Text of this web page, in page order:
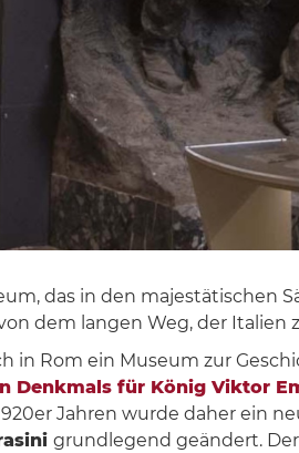
das in den majestätischen
dem langen Weg, der
in Rom ein Museum zur
Denkmals für König Viktor
Jahren wurde daher ein
grundlegend geändert.